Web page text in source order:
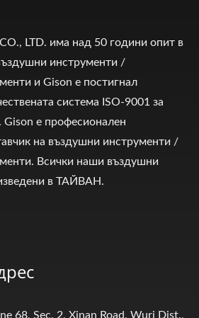
LTD. има над 50 години опит в
инструменти /
и Gison е постигнал
система ISO-9001 за
Gison е професионален
на въздушни инструменти /
Всички наши въздушни
в ТАЙВАН.
68, Sec. 2, Xinan Road, Wuri Dist.,